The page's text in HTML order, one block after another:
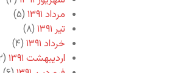
مرداد ۱۳۹۱
(۵)
تیر ۱۳۹۱
(۸)
خرداد ۱۳۹۱
(۴)
اردیبهشت ۱۳۹۱
(۲)